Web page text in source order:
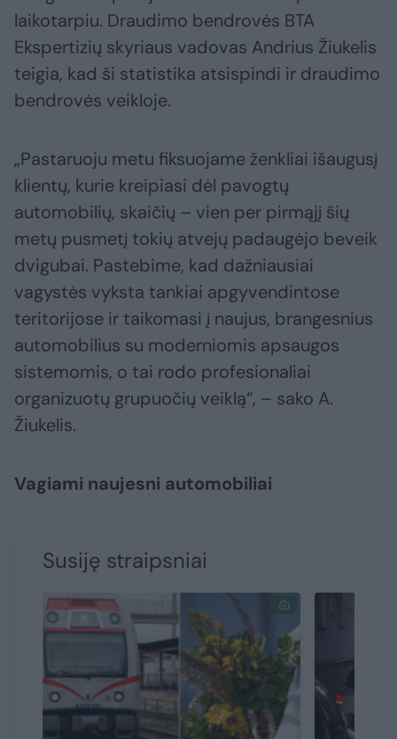
laikotarpiu. Draudimo bendrovės BTA
Ekspertizių skyriaus vadovas Andrius Žiukelis
teigia, kad ši statistika atsispindi ir draudimo
bendrovės veikloje.
„Pastaruoju metu fiksuojame ženkliai išaugusį
klientų, kurie kreipiasi dėl pavogtų
automobilių, skaičių – vien per pirmąjį šių
metų pusmetį tokių atvejų padaugėjo beveik
dvigubai. Pastebime, kad dažniausiai
vagystės vyksta tankiai apgyvendintose
teritorijose ir taikomasi į naujus, brangesnius
automobilius su moderniomis apsaugos
sistemomis, o tai rodo profesionaliai
organizuotų grupuočių veiklą“, – sako A.
Žiukelis.
Vagiami naujesni automobiliai
Susiję straipsniai